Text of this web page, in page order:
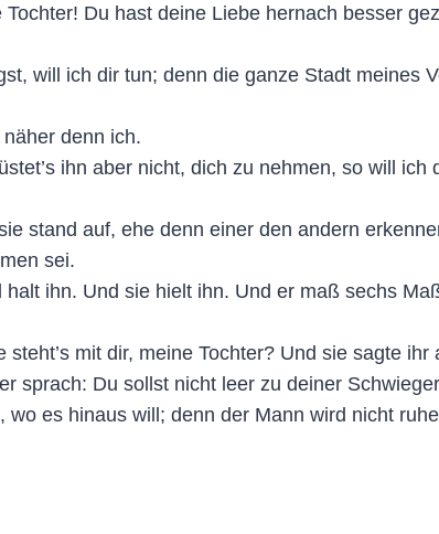
Du hast deine Liebe hernach besser
will ich dir tun; denn die ganze Stadt meines
denn ich.
ihn aber nicht, dich zu nehmen, so will
stand auf, ehe denn einer den andern
sei.
ihn. Und sie hielt ihn. Und er maß sechs
mit dir, meine Tochter? Und sie sagte
sprach: Du sollst nicht leer zu deiner
es hinaus will; denn der Mann wird nicht